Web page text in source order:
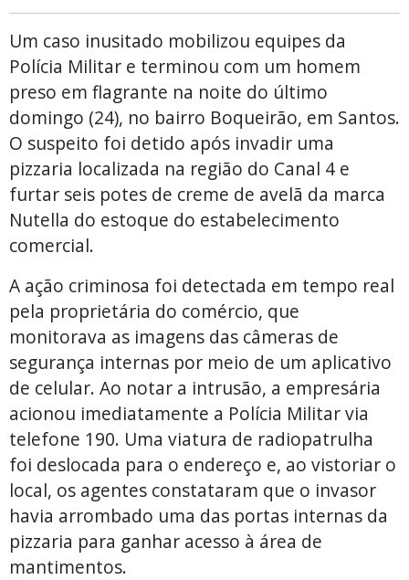
Um caso inusitado mobilizou equipes da
Polícia Militar e terminou com um homem
preso em flagrante na noite do último
domingo (24), no bairro Boqueirão, em Santos.
O suspeito foi detido após invadir uma
pizzaria localizada na região do Canal 4 e
furtar seis potes de creme de avelã da marca
Nutella do estoque do estabelecimento
comercial.
A ação criminosa foi detectada em tempo real
pela proprietária do comércio, que
monitorava as imagens das câmeras de
segurança internas por meio de um aplicativo
de celular. Ao notar a intrusão, a empresária
acionou imediatamente a Polícia Militar via
telefone 190. Uma viatura de radiopatrulha
foi deslocada para o endereço e, ao vistoriar o
local, os agentes constataram que o invasor
havia arrombado uma das portas internas da
pizzaria para ganhar acesso à área de
mantimentos.